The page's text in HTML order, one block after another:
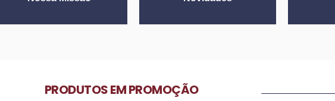
PRODUTOS EM PROMOÇÃO